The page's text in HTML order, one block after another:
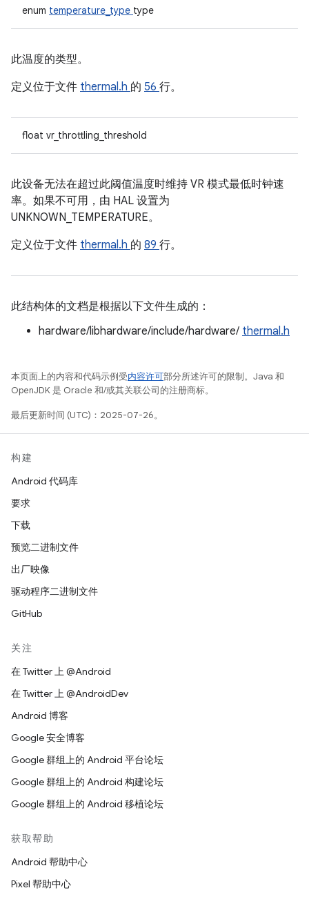
enum temperature_type type
此温度的类型。
定义位于文件 thermal.h 的 56 行。
float vr_throttling_threshold
此设备无法在超过此阈值温度时维持 VR 模式最低时钟速
率。如果不可用，由 HAL 设置为
UNKNOWN_TEMPERATURE。
定义位于文件 thermal.h 的 89 行。
此结构体的文档是根据以下文件生成的：
hardware/libhardware/include/hardware/ thermal.h
本页面上的内容和代码示例受内容许可部分所述许可的限制。Java 和
OpenJDK 是 Oracle 和/或其关联公司的注册商标。
最后更新时间 (UTC)：2025-07-26。
构建
Android 代码库
要求
下载
预览二进制文件
出厂映像
驱动程序二进制文件
GitHub
关注
在 Twitter 上 @Android
在 Twitter 上 @AndroidDev
Android 博客
Google 安全博客
Google 群组上的 Android 平台论坛
Google 群组上的 Android 构建论坛
Google 群组上的 Android 移植论坛
获取帮助
Android 帮助中心
Pixel 帮助中心